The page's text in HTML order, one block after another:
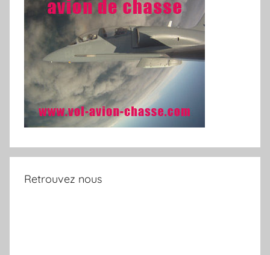
Retrouvez nous